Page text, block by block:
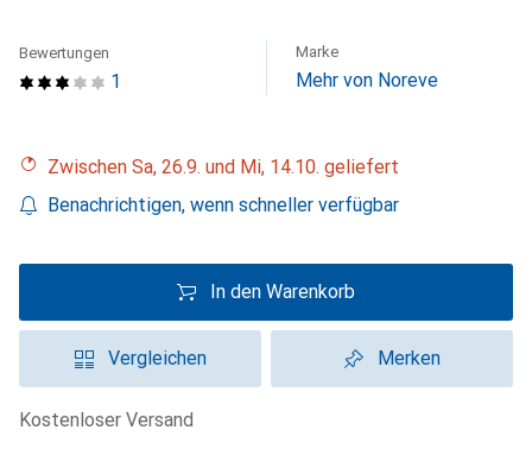
1
Bewertungen Marke
Mehr von Noreve
Zwischen Sa, 26.9. und Mi, 14.10. geliefert
Benachrichtigen, wenn schneller verfügbar
In den Warenkorb
Vergleichen Merken
kostenloser Versand